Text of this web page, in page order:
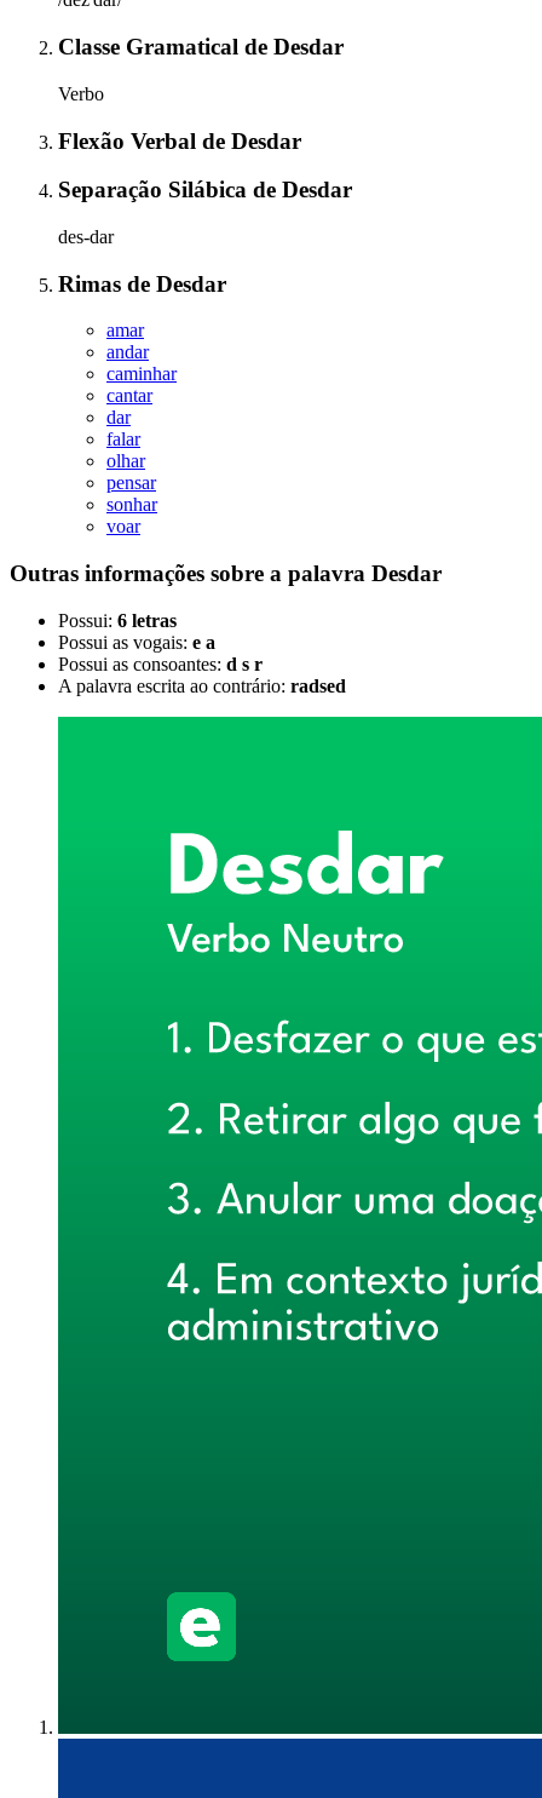
Classe Gramatical de Desdar
Verbo
Flexão Verbal de Desdar
Separação Silábica de Desdar
des-dar
Rimas de Desdar
amar
andar
caminhar
cantar
dar
falar
olhar
pensar
sonhar
voar
Outras informações sobre a palavra Desdar
Possui: 6 letras
Possui as vogais: e a
Possui as consoantes: d s r
A palavra escrita ao contrário: radsed